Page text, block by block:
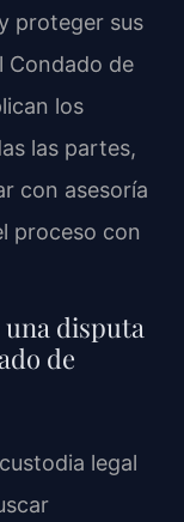
proteger sus
Condado de
los
las partes,
con asesoría
proceso con
una disputa
de
legal